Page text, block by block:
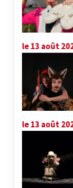
le 13 août
le 13 août